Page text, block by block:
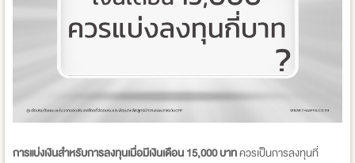
การแบ่งเงินสำหรับการลงทุนเมื่อมีเงินเดือน 15,000 บาทควรเป็นการลงทุนที่